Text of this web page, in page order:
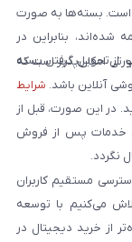
ارسال ۹۹ هزار تومان است. بسته‌ها به صورت
بنابراین در
تحویل گرفتن بسته
امکان‌پذیر است که
آنلاین باشد. شرایط
در این صورت، قبل از
خدمات پس از فروش
نگردد.
مستقیم کاربران
می‌کنیم با توسعه
از خرید دیجیتال در